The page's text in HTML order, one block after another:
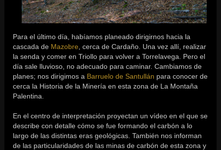
Para el último día, habíamos planeado dirigirnos hacia la
cascada de Mazobre , cerca de Cardaño. Una vez allí, realizar
la senda y comer en Triollo para volver a Torrelavega. Pero el
día sale lluvioso, no adecuado para caminar. Cambiamos de
planes; nos dirigimos a Barruelo de Santullán para conocer de
cerca la Historia de la Minería en esta zona de La Montaña
Palentina.
En el centro de interpretación proyectan un vídeo en el que se
describe con detalle cómo se fue formando el carbón a lo
largo de las distintas eras geológicas. También nos informan
de las particularidades de las minas de carbón de esta zona y